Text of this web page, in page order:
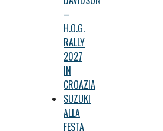
–
H.O.G.
RALLY
2027
IN
CROAZIA
SUZUKI
ALLA
FESTA